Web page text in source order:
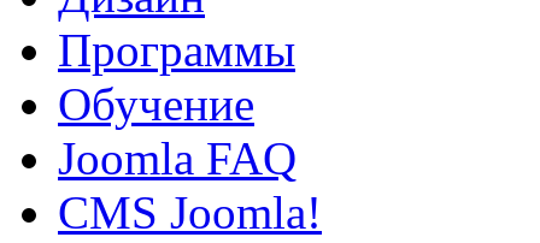
Программы
Обучение
Joomla FAQ
CMS Joomla!